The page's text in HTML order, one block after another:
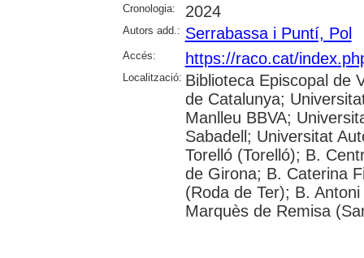
Cronologia: 2024
Autors add.: Serrabassa i Puntí, Pol
Accés: https://raco.cat/
Localització: Biblioteca Episcopal de
de Catalunya;
Manlleu BBVA;
Sabadell; Universitat
Torelló (Torelló); B.
de Girona; B. Caterina
(Roda de Ter); B.
Marquès de Remisa